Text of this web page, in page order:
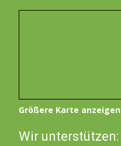
Größere Karte anzeigen
Wir unterstützen: